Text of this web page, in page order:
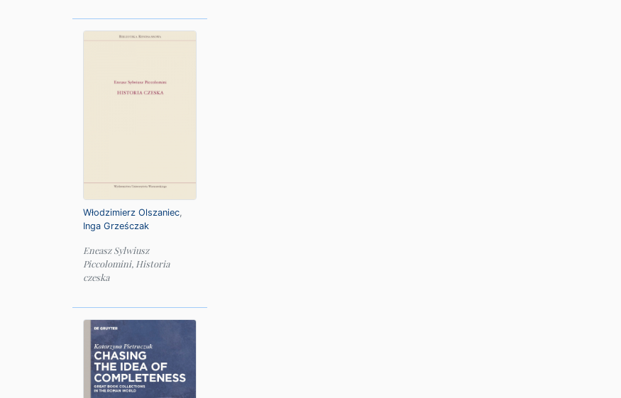
Włodzimierz Olszaniec,
Inga Grześczak
Eneasz Sylwiusz
Piccolomini, Historia
czeska